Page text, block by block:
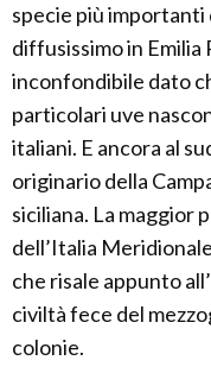
specie più importanti
diffusissimo in Emilia
inconfondibile dato
particolari uve
italiani. E ancora al
originario della
siciliana. La maggior
dell’Italia
che risale appunto
civiltà fece del
colonie.